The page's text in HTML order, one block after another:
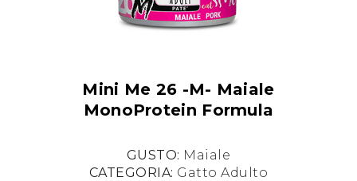
Mini Me 26 -M- Maiale
MonoProtein Formula
GUSTO: Maiale
CATEGORIA: Gatto Adulto